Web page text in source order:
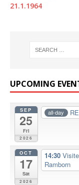
21.1.1964
UPCOMING
SEP
25
Fri
2026
all-day
OCT
17
Sat
2026
14:30
Ramborn